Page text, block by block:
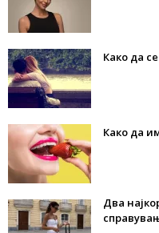
Како да
Како да
Два